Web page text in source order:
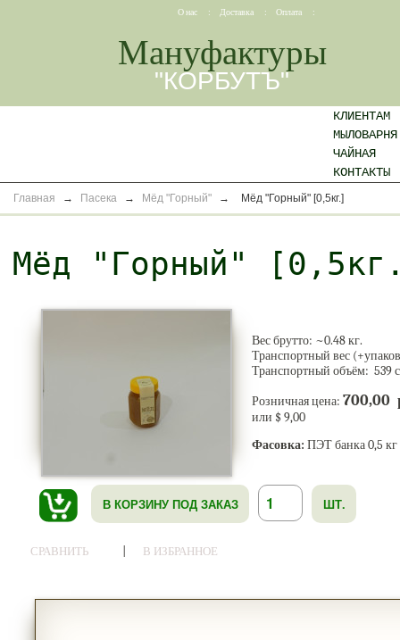
О нас : Доставка : Оплата :
Мануфактуры
"КОРБУТЪ"
КЛИЕНТАМ
МЫЛОВАРНЯ
ЧАЙНАЯ
КОНТАКТЫ
Главная → Пасека → Мёд "Горный" → Мёд "Горный" [0,5кг.]
Мёд "Горный"
Вес брутто: ~0.48кг.
Транспортный вес
Транспортный объём: 539
Розничная цена: 700,00
или $ 9,00
Фасовка: ПЭТ банка 0,5 кг
В КОРЗИНУ ПОД ЗАКАЗ ШТ.
СРАВНИТЬ В ИЗБРАННОЕ